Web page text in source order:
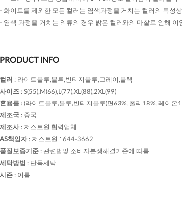
- 화이트를 제외한 모든 컬러는 염색과정을 거치는 컬러의 특성
- 염색 과정을 거치는 의류의 경우 밝은 컬러와의 마찰로 인해 이
PRODUCT INFO
컬러 : 라이트블루,블루,빈티지블루,그레이,블랙
사이즈 : S(55),M(66),L(77),XL(88),2XL(99)
혼용률 : (라이트블루,블루,빈티지블루)면63%, 폴리18%, 레이온
제조국 : 중국
제조사: 저스트원 협력업체
AS책임자: 저스트원 1644-3662
품질보증기준 : 관련법및 소비자분쟁해결기준에 따름
세탁방법 : 단독세탁
시즌 : 여름